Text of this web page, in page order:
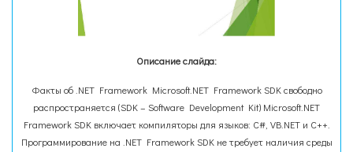
Описание слайда:
Факты об .NET Framework Microsoft.NET Framework SDK свободно
распространяется (SDK – Software Development Kit) Microsoft.NET
Framework SDK включает компиляторы для языков: C#, VB.NET и C++.
Программирование на .NET Framework SDK не требует наличия среды